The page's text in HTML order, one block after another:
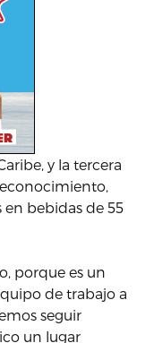
y la tercera
bebidas de 55
porque es un
de trabajo a
seguir
un lugar